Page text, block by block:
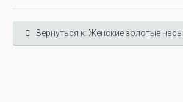
Вернуться к: Женские золотые часы